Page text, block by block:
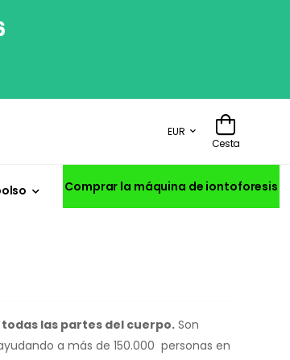
EUR
Cesta
Comprar la máquina de iontoforesis
todas las partes del cuerpo.Son
a más de 150.000 personas en